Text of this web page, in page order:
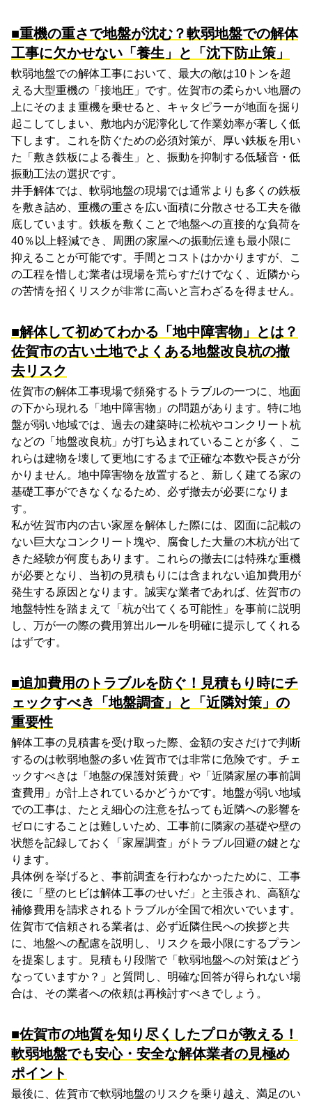
■重機の重さで地盤が沈む？軟弱地盤での解体
工事に欠かせない「養生」と「沈下防止策」
軟弱地盤での解体工事において、最大の敵は10トンを超
える大型重機の「接地圧」です。佐賀市の柔らかい地層の
上にそのまま重機を乗せると、キャタピラーが地面を掘り
起こしてしまい、敷地内が泥濘化して作業効率が著しく低
下します。これを防ぐための必須対策が、厚い鉄板を用い
た「敷き鉄板による養生」と、振動を抑制する低騒音・低
振動工法の選択です。
井手解体では、軟弱地盤の現場では通常よりも多くの鉄板
を敷き詰め、重機の重さを広い面積に分散させる工夫を徹
底しています。鉄板を敷くことで地盤への直接的な負荷を
40％以上軽減でき、周囲の家屋への振動伝達も最小限に
抑えることが可能です。手間とコストはかかりますが、こ
の工程を惜しむ業者は現場を荒らすだけでなく、近隣から
の苦情を招くリスクが非常に高いと言わざるを得ません。
■解体して初めてわかる「地中障害物」とは？
佐賀市の古い土地でよくある地盤改良杭の撤
去リスク
佐賀市の解体工事現場で頻発するトラブルの一つに、地面
の下から現れる「地中障害物」の問題があります。特に地
盤が弱い地域では、過去の建築時に松杭やコンクリート杭
などの「地盤改良杭」が打ち込まれていることが多く、こ
れらは建物を壊して更地にするまで正確な本数や長さが分
かりません。地中障害物を放置すると、新しく建てる家の
基礎工事ができなくなるため、必ず撤去が必要になりま
す。
私が佐賀市内の古い家屋を解体した際には、図面に記載の
ない巨大なコンクリート塊や、腐食した大量の木杭が出て
きた経験が何度もあります。これらの撤去には特殊な重機
が必要となり、当初の見積もりには含まれない追加費用が
発生する原因となります。誠実な業者であれば、佐賀市の
地盤特性を踏まえて「杭が出てくる可能性」を事前に説明
し、万が一の際の費用算出ルールを明確に提示してくれる
はずです。
■追加費用のトラブルを防ぐ！見積もり時にチ
ェックすべき「地盤調査」と「近隣対策」の
重要性
解体工事の見積書を受け取った際、金額の安さだけで判断
するのは軟弱地盤の多い佐賀市では非常に危険です。チェ
ックすべきは「地盤の保護対策費」や「近隣家屋の事前調
査費用」が計上されているかどうかです。地盤が弱い地域
での工事は、たとえ細心の注意を払っても近隣への影響を
ゼロにすることは難しいため、工事前に隣家の基礎や壁の
状態を記録しておく「家屋調査」がトラブル回避の鍵とな
ります。
具体例を挙げると、事前調査を行わなかったために、工事
後に「壁のヒビは解体工事のせいだ」と主張され、高額な
補修費用を請求されるトラブルが全国で相次いでいます。
佐賀市で信頼される業者は、必ず近隣住民への挨拶と共
に、地盤への配慮を説明し、リスクを最小限にするプラン
を提案します。見積もり段階で「軟弱地盤への対策はどう
なっていますか？」と質問し、明確な回答が得られない場
合は、その業者への依頼は再検討すべきでしょう。
■佐賀市の地質を知り尽くしたプロが教える！
軟弱地盤でも安心・安全な解体業者の見極め
ポイント
最後に、佐賀市で軟弱地盤のリスクを乗り越え、満足のい